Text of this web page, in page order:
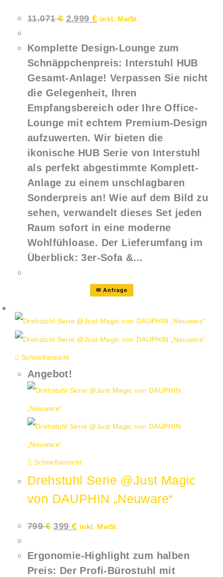
✉ Anfrage
11.071€ Preis
2.999€Preis
inkl. MwSt.
Komplette Design-Lounge zum
Schnäppchenpreis: Interstuhl HUB
Gesamt-Anlage! Verpassen Sie nicht
die Gelegenheit, Ihren
Empfangsbereich oder Ihre Office-
Lounge mit echtem Premium-Design
aufzuwerten. Wir bieten die
ikonische HUB Serie von Interstuhl
als perfekt abgestimmte Komplett-
Anlage zu einem unschlagbaren
Sonderpreis an! Wie auf dem Bild zu
sehen, verwandelt dieses Set jeden
Raum sofort in eine moderne
Wohlfühloase. Der Lieferumfang im
Überblick: 3er-Sofa &…
Schnellansicht
Angebot!
Schnellansicht
Drehstuhl Serie @Just Magic
von DAUPHIN „Neuware“
799€ Ursprünglicher
Preis
399€Preis
inkl. MwSt.
Ergonomie-Highlight zum halben
Preis: Der Profi-Bürostuhl mit